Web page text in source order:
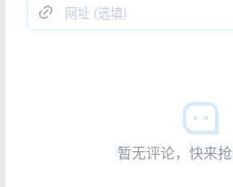
暂无评论，快来